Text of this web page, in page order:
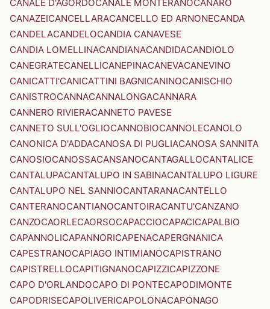
CANALE D'AGORDOCANALE MONTERANOCANARO
CANAZEICANCELLARACANCELLO ED ARNONECANDA
CANDELACANDELOCANDIA CANAVESE
CANDIA LOMELLINACANDIANACANDIDACANDIOLO
CANEGRATECANELLICANEPINACANEVACANEVINO
CANICATTI'CANICATTINI BAGNICANINOCANISCHIO
CANISTROCANNACANNALONGACANNARA
CANNERO RIVIERACANNETO PAVESE
CANNETO SULL'OGLIOCANNOBIOCANNOLECANOLO
CANONICA D'ADDACANOSA DI PUGLIACANOSA SANNITA
CANOSIOCANOSSACANSANOCANTAGALLOCANTALICE
CANTALUPACANTALUPO IN SABINACANTALUPO LIGURE
CANTALUPO NEL SANNIOCANTARANACANTELLO
CANTERANOCANTIANOCANTOIRACANTU'CANZANO
CANZOCAORLECAORSOCAPACCIOCAPACICAPALBIO
CAPANNOLICAPANNORICAPENACAPERGNANICA
CAPESTRANOCAPIAGO INTIMIANOCAPISTRANO
CAPISTRELLOCAPITIGNANOCAPIZZICAPIZZONE
CAPO D'ORLANDOCAPO DI PONTECAPODIMONTE
CAPODRISECAPOLIVERICAPOLONACAPONAGO